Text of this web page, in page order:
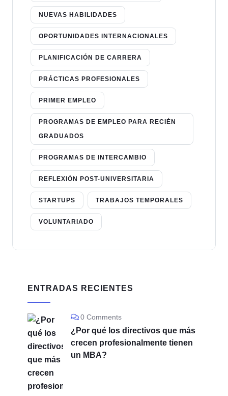
NUEVAS HABILIDADES
OPORTUNIDADES INTERNACIONALES
PLANIFICACIÓN DE CARRERA
PRÁCTICAS PROFESIONALES
PRIMER EMPLEO
PROGRAMAS DE EMPLEO PARA RECIÉN
GRADUADOS
PROGRAMAS DE INTERCAMBIO
REFLEXIÓN POST-UNIVERSITARIA
STARTUPS TRABAJOS TEMPORALES
VOLUNTARIADO
ENTRADAS RECIENTES
0 Comments
¿Por qué los directivos que más
crecen profesionalmente tienen
un MBA?